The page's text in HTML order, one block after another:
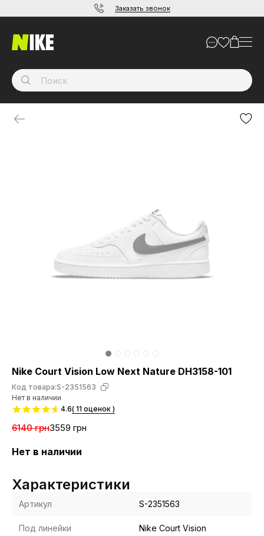
Заказать звонок
Nike Court Vision Low Next Nature DH3158-101
Код товара:S-2351563
Нет в наличии
4.6( 11 оценок )
6140 грн3559 грн
Нет в наличии
Характеристики
Артикул S-2351563
Под линейки Nike Court Vision